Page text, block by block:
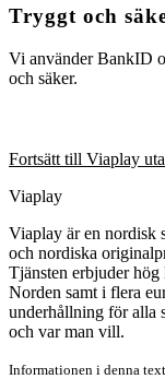
Tryggt och
Vi använder BankID
och säker.
Fortsätt till Viaplay
Viaplay
Viaplay är en nordisk
och nordiska
Tjänsten erbjuder
Norden samt i flera
underhållning för alla
och var man vill.
Informationen i denna